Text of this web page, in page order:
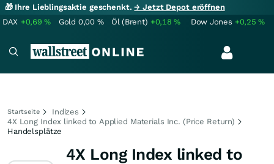
🎁 Ihre Lieblingsaktie geschenkt.→ Jetzt Depot eröffnen
DAX +0,69% Gold 0,00 % Öl (Brent) +0,18% Dow Jones +0,25%
Startseite
Indizes
4X Long Index linked to Applied Materials Inc. (Price Return)
Handelsplätze
4X Long Index linked to